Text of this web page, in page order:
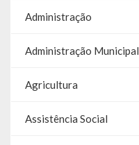
Contas
Administração
Administração Municipal
Agricultura
Assistência Social